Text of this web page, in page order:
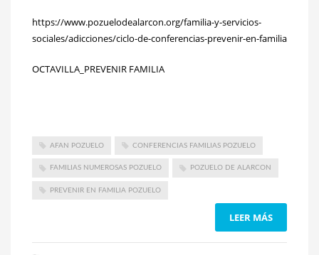
https://www.pozuelodealarcon.org/familia-y-servicios-
sociales/adicciones/ciclo-de-conferencias-prevenir-en-familia
OCTAVILLA_PREVENIR FAMILIA
AFAN POZUELO CONFERENCIAS FAMILIAS POZUELO
FAMILIAS NUMEROSAS POZUELO POZUELO DE ALARCON
PREVENIR EN FAMILIA POZUELO
LEER MÁS